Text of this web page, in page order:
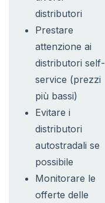
distributori
Prestare
attenzione ai
distributori self-
service (prezzi
più bassi)
Evitare i
distributori
autostradali se
possibile
Monitorare le
offerte delle